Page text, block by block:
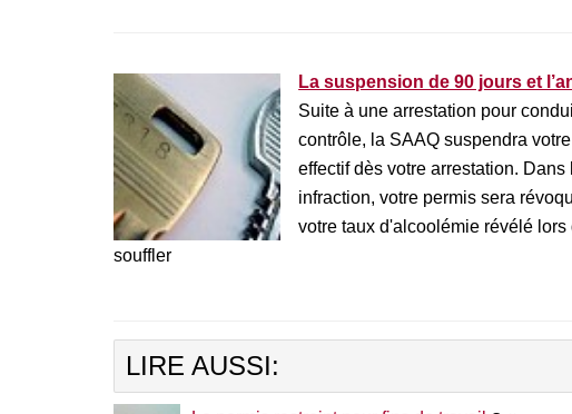
La suspension de 90 jours et
Suite à une arrestation pour
contrôle, la SAAQ suspendra
effectif dès votre arrestation.
infraction, votre permis sera
votre taux d'alcoolémie révélé
souffler
LIRE AUSSI: